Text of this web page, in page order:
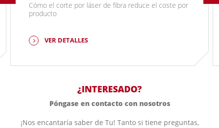
Cómo el corte por láser de fibra reduce el coste por
producto
VER DETALLES
¿INTERESADO?
Póngase en contacto con nosotros
¡Nos encantaría saber de Tu! Tanto si tiene preguntas,